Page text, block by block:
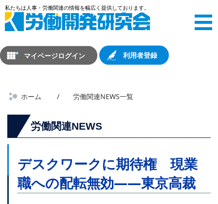
マイページログイン 利用者登録
ホーム 労働関連NEWS一覧
労働関連NEWS
デスクワークに期待権 現業
職への配転無効――東京高裁